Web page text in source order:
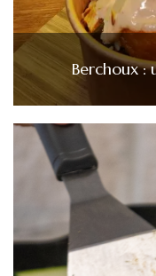
Berchoux :